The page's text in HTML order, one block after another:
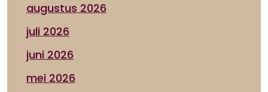
augustus 2026
juli 2026
juni 2026
mei 2026